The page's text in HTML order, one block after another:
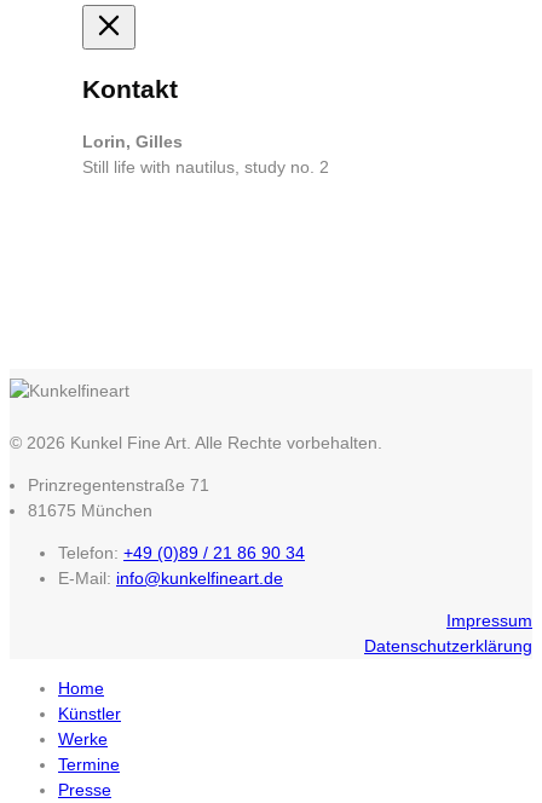
Kontakt
Lorin, Gilles
Still life with nautilus, study no. 2
© 2026 Kunkel Fine Art. Alle Rechte vorbehalten.
Prinzregentenstraße 71
81675 München
Telefon: +49 (0)89 / 21 86 90 34
E-Mail: info@kunkelfineart.de
Impressum
Datenschutzerklärung
Home
Künstler
Werke
Termine
Presse